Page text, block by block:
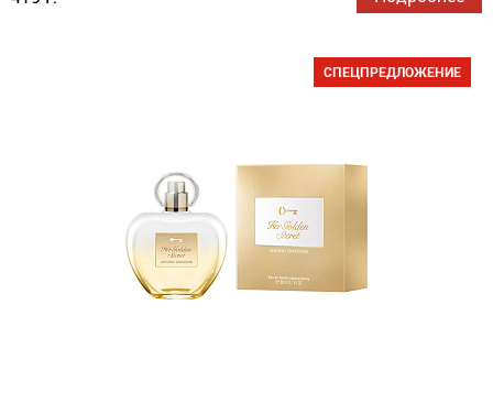
СПЕЦПРЕДЛОЖЕНИЕ